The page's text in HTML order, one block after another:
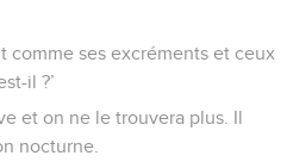
comme ses excréments et ceux
il ?’
et on ne le trouvera plus. Il
nocturne.